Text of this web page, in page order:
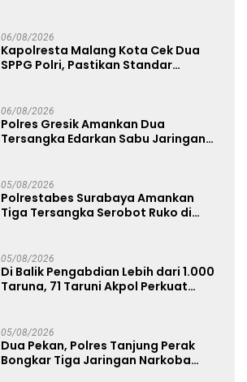
06/08/2026
Kapolresta Malang Kota Cek Dua
SPPG Polri, Pastikan Standar
06/08/2026
Polres Gresik Amankan Dua
Tersangka Edarkan Sabu Jaringan
05/08/2026
Polrestabes Surabaya Amankan
Tiga Tersangka Serobot Ruko di
05/08/2026
Di Balik Pengabdian Lebih dari 1.000
Taruna, 71 Taruni Akpol Perkuat
05/08/2026
Dua Pekan, Polres Tanjung Perak
Bongkar Tiga Jaringan Narkoba